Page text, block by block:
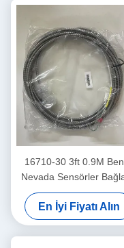
16710-30 3ft 0.9M
Nevada Sensörler
Kablosu
En İyi Fiyatı Alın